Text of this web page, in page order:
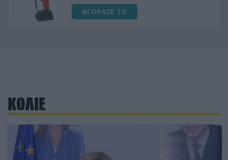
ΑΓΟΡΑΣΕ ΤΟ
ΚΟΛΙΕ